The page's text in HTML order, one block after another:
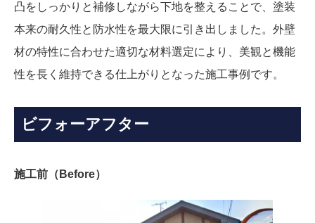
凸をしっかりと補修しながら下地を整えることで、塗装
本来の耐久性と防水性を最大限に引き出しました。外壁
材の特性に合わせた適切な材料選定により、美観と機能
性を長く維持できる仕上がりとなった施工事例です。
ビフォーアフター
施工前（Before）